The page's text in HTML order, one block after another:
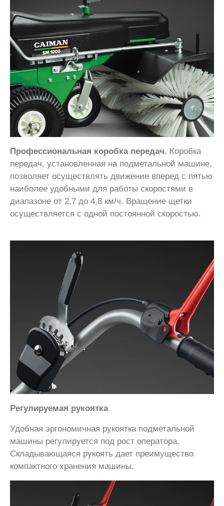
Профессиональная коробка передач. Коробка
передач, установленная на подметальной машине,
позволяет осуществлять движение вперед с пятью
наиболее удобными для работы скоростями в
диапазоне от 2,7 до 4,8 км/ч. Вращение щетки
осуществляется с одной постоянной скоростью.
Регулируемая рукоятка
Удобная эргономичная рукоятка подметальной
машины регулируется под рост оператора.
Складывающаяся рукоять дает преимущество
компактного хранения машины.